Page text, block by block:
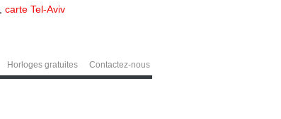
carte Tel-Aviv
Horloges gratuites Contactez-nous